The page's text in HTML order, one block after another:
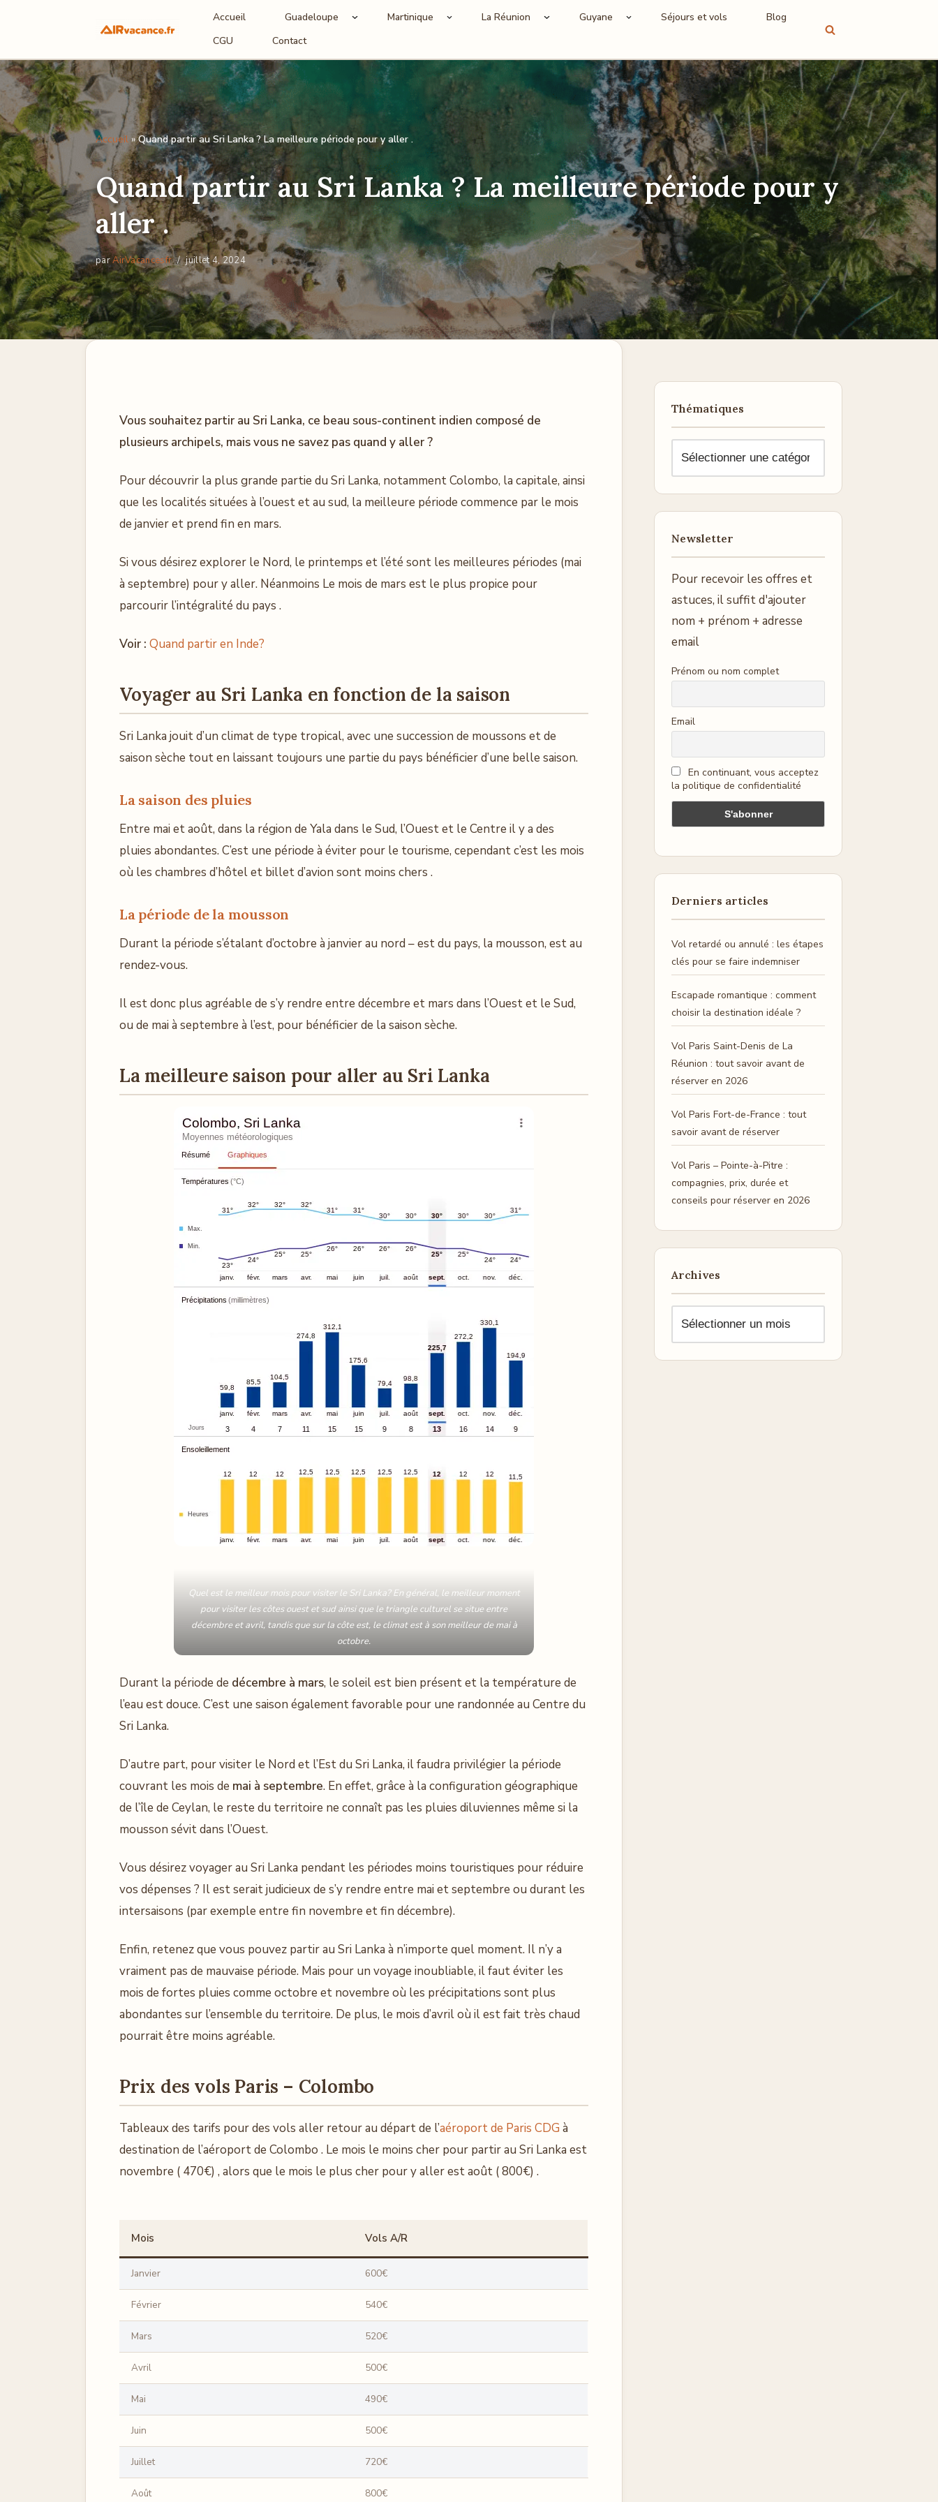
au
contenu
Accueil Guadeloupe Martinique La Réunion Guyane Séjours et vols
Blog
CGU
Contact
Accueil »Quand partir au Sri Lanka ? La meilleure période pour y aller .
Quand partir au Sri Lanka ? La meilleure période pour y
aller .
parAirVacancesfr juillet 4, 2024
Vous souhaitez partir au Sri Lanka, ce beau sous-continent indien composé de
plusieurs archipels, mais vous ne savez pas quand y aller ?
Pour découvrir la plus grande partie du Sri Lanka, notamment Colombo, la capitale, ainsi
que les localités situées à l’ouest et au sud, la meilleure période commence par le mois
de janvier et prend fin en mars.
Si vous désirez explorer le Nord, le printemps et l’été sont les meilleures périodes (mai
à septembre) pour y aller. Néanmoins Le mois de mars est le plus propice pour
parcourir l’intégralité du pays .
Voir : Quand partir en Inde?
Voyager au Sri Lanka en fonction de la saison
Sri Lanka jouit d’un climat de type tropical, avec une succession de moussons et de
saison sèche tout en laissant toujours une partie du pays bénéficier d’une belle saison.
La saison des pluies
Entre mai et août, dans la région de Yala dans le Sud, l’Ouest et le Centre il y a des
pluies abondantes. C’est une période à éviter pour le tourisme, cependant c’est les mois
où les chambres d’hôtel et billet d’avion sont moins chers .
La période de la mousson
Durant la période s’étalant d’octobre à janvier au nord – est du pays, la mousson, est au
rendez-vous.
Il est donc plus agréable de s’y rendre entre décembre et mars dans l’Ouest et le Sud,
ou de mai à septembre à l’est, pour bénéficier de la saison sèche.
La meilleure saison pour aller au Sri Lanka
Quel est le meilleur mois pour visiter le Sri Lanka? En général, le meilleur moment
pour visiter les côtes ouest et sud ainsi que le triangle culturel se situe entre
décembre et avril, tandis que sur la côte est, le climat est à son meilleur de mai à
octobre.
Durant la période de décembre à mars, le soleil est bien présent et la température de
l’eau est douce. C’est une saison également favorable pour une randonnée au Centre du
Sri Lanka.
D’autre part, pour visiter le Nord et l’Est du Sri Lanka, il faudra privilégier la période
couvrant les mois de mai à septembre. En effet, grâce à la configuration géographique
de l’île de Ceylan, le reste du territoire ne connaît pas les pluies diluviennes même si la
mousson sévit dans l’Ouest.
Vous désirez voyager au Sri Lanka pendant les périodes moins touristiques pour réduire
vos dépenses ? Il est serait judicieux de s’y rendre entre mai et septembre ou durant les
intersaisons (par exemple entre fin novembre et fin décembre).
Enfin, retenez que vous pouvez partir au Sri Lanka à n’importe quel moment. Il n’y a
vraiment pas de mauvaise période. Mais pour un voyage inoubliable, il faut éviter les
mois de fortes pluies comme octobre et novembre où les précipitations sont plus
abondantes sur l’ensemble du territoire. De plus, le mois d’avril où il est fait très chaud
pourrait être moins agréable.
Prix des vols Paris – Colombo
Tableaux des tarifs pour des vols aller retour au départ de l’aéroport de Paris CDG à
destination de l’aéroport de Colombo . Le mois le moins cher pour partir au Sri Lanka est
novembre ( 470€) , alors que le mois le plus cher pour y aller est août ( 800€) .
Mois Vols A/R
Janvier 600€
Février 540€
Mars 520€
Avril 500€
Mai 490€
Juin 500€
Juillet 720€
Août 800€
Thématiques
Newsletter
Pour recevoir les offres et
astuces, il suffit d'ajouter
nom + prénom + adresse
email
Prénom ou nom complet
Email
En continuant, vous acceptez
la politique de confidentialité
Derniers articles
Vol retardé ou annulé : les étapes
clés pour se faire indemniser
Escapade romantique : comment
choisir la destination idéale ?
Vol Paris Saint-Denis de La
Réunion : tout savoir avant de
réserver en 2026
Vol Paris Fort-de-France : tout
savoir avant de réserver
Vol Paris – Pointe-à-Pitre :
compagnies, prix, durée et
conseils pour réserver en 2026
Archives